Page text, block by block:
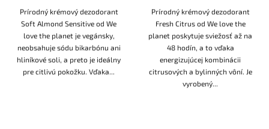
Prírodný krémový dezodorant
Soft Almond Sensitive od We
love the planet je vegánsky,
neobsahuje sódu bikarbónu ani
hliníkové soli, a preto je ideálny
pre citlivú pokožku. Vďaka...
Prírodný krémový dezodorant
Fresh Citrus od We love the
planet poskytuje sviežosť až na
48 hodín, a to vďaka
energizujúcej kombinácii
citrusových a bylinných vôní. Je
vyrobený...